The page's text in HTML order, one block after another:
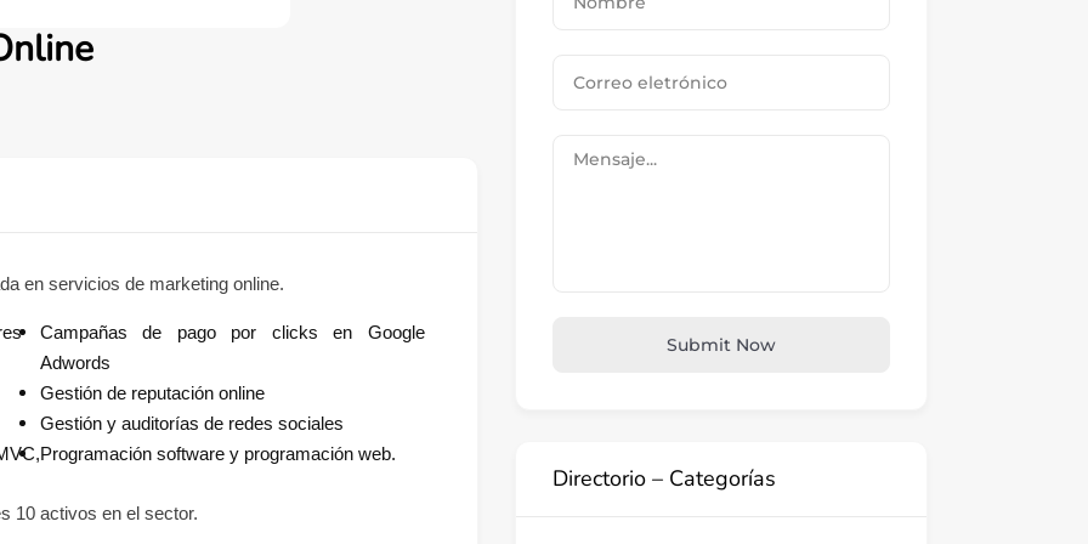
en servicios de marketing online.
Campañas de pago por clicks en Google
Adwords
Gestión de reputación online
Gestión y auditorías de redes sociales
Programación software y programación web.
10 activos en el sector.
Submit Now
Directorio – Categorías